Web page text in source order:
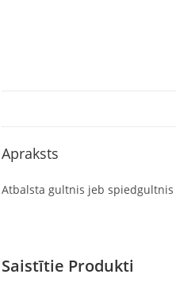
Apraksts
Atbalsta gultnis jeb spiedgultnis
Saistītie Produkti